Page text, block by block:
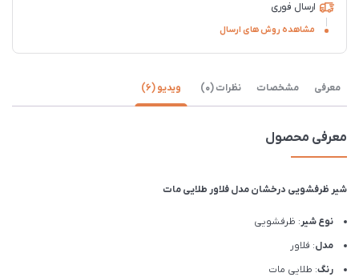
ارسال فوری
مشاهده روش های ارسال
معرفی مشخصات نظرات (0) ویدیو (6)
معرفی محصول
شیر ظرفشویی درخشان مدل فلاور طلایی مات
نوع شیر: ظرفشویی
مدل: فلاور
رنگ: طلایی مات